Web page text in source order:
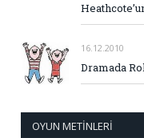
16.12.2010
Dramada
OYUN METINLERI